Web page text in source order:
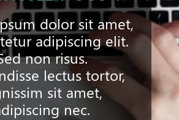
dolor sit amet,
adipiscing elit.
non risus.
lectus tortor,
sit amet,
nec.